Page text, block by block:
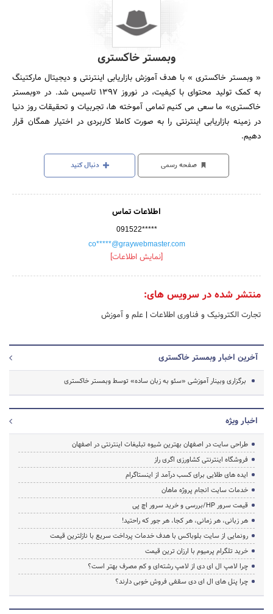
وبمستر خاکستری
« وبمستر خاکستری » با هدف آموزش بازاریابی اینترنتی و دیجیتال مارکتینگ
به کمک تولید محتوای با کیفیت، در نوروز 1397 تاسیس شد. در «وبمستر
خاکستری» ما سعی می کنیم تمامی آموخته ها، تجربیات و تحقیقات روز دنیا
در زمینه بازاریابی اینترنتی را به صورت کاملا کاربردی در اختیار همگان قرار
دهیم.
صفحه رسمی دنبال کنید
اطلاعات تماس
091522*****
co*****@graywebmaster.com
[نمایش اطلاعات]
منتشر شده در سرویس های:
تجارت الکترونیک و فناوری اطلاعات | علم و آموزش
آخرین اخبار وبمستر خاکستری
برگزاری وبینار آموزشی «سئو به زبان ساده» توسط وبمستر خاکستری
اخبار ویژه
طراحی سایت در اصفهان بهترین شیوه تبلیغات اینترنتی در اصفهان
فروشگاه اینترنتی کشاورزی اگری راز
ایده های طلایی برای کسب درآمد از اینستاگرام
خدمات سایت انجام پروژه ماهان
قیمت سرور HP/بررسی و خرید سرور اچ پی
هر زبانی، هر زمانی، هر کجا، هر جور که راحتید!
رونمایی از سایت بلوباکس با هدف خدمات پرداخت سریع با نازلترین قیمت
خرید تلگرام پرمیوم با ارزان ترین قیمت
چرا لامپ ال ای دی از لامپ رشته‌ای و کم مصرف بهتر است؟
چرا پنل های ال ای دی سقفی فروش خوبی دارند؟